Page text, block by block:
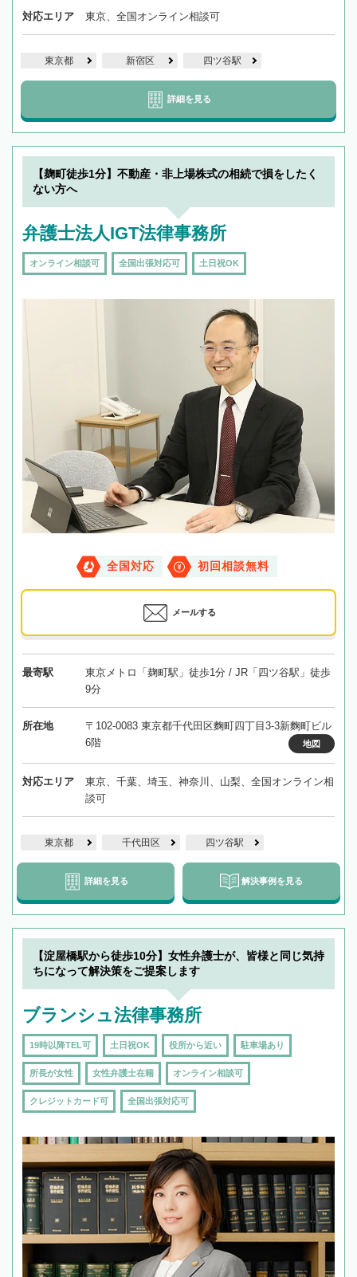
対応エリア 東京、全国オンライン相談可
東京都 新宿区 四ツ谷駅
詳細を見る
【麹町徒歩1分】不動産・非上場株式の相続で損をしたく
ない方へ
弁護士法人IGT法律事務所
オンライン相談可 全国出張対応可 土日祝OK
全国対応 初回相談無料
メールする
最寄駅
東京メトロ「麹町駅」徒歩1分 / JR「四ツ谷駅」徒歩
9分
所在地
〒102-0083 東京都千代田区麴町四丁目3-3新麴町ビル
6階
地図
対応エリア
東京、千葉、埼玉、神奈川、山梨、全国オンライン相
談可
東京都 千代田区 四ツ谷駅
詳細を見る 解決事例を見る
【淀屋橋駅から徒歩10分】女性弁護士が、皆様と同じ気持
ちになって解決策をご提案します
ブランシュ法律事務所
19時以降TEL可 土日祝OK 役所から近い 駐車場あり
所長が女性 女性弁護士在籍 オンライン相談可
クレジットカード可 全国出張対応可